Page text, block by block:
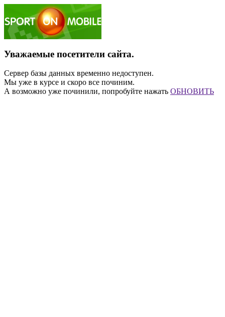
Уважаемые посетители сайта.
Сервер базы данных временно недоступен.
Мы уже в курсе и скоро все починим.
А возможно уже починили, попробуйте нажать ОБНОВИТЬ